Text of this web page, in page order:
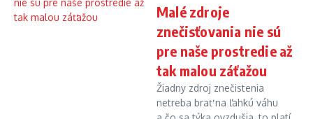
Malé zdroje
znečisťovania nie sú
pre naše prostredie až
tak malou záťažou
Žiadny zdroj znečistenia
netreba brať na ľahkú váhu